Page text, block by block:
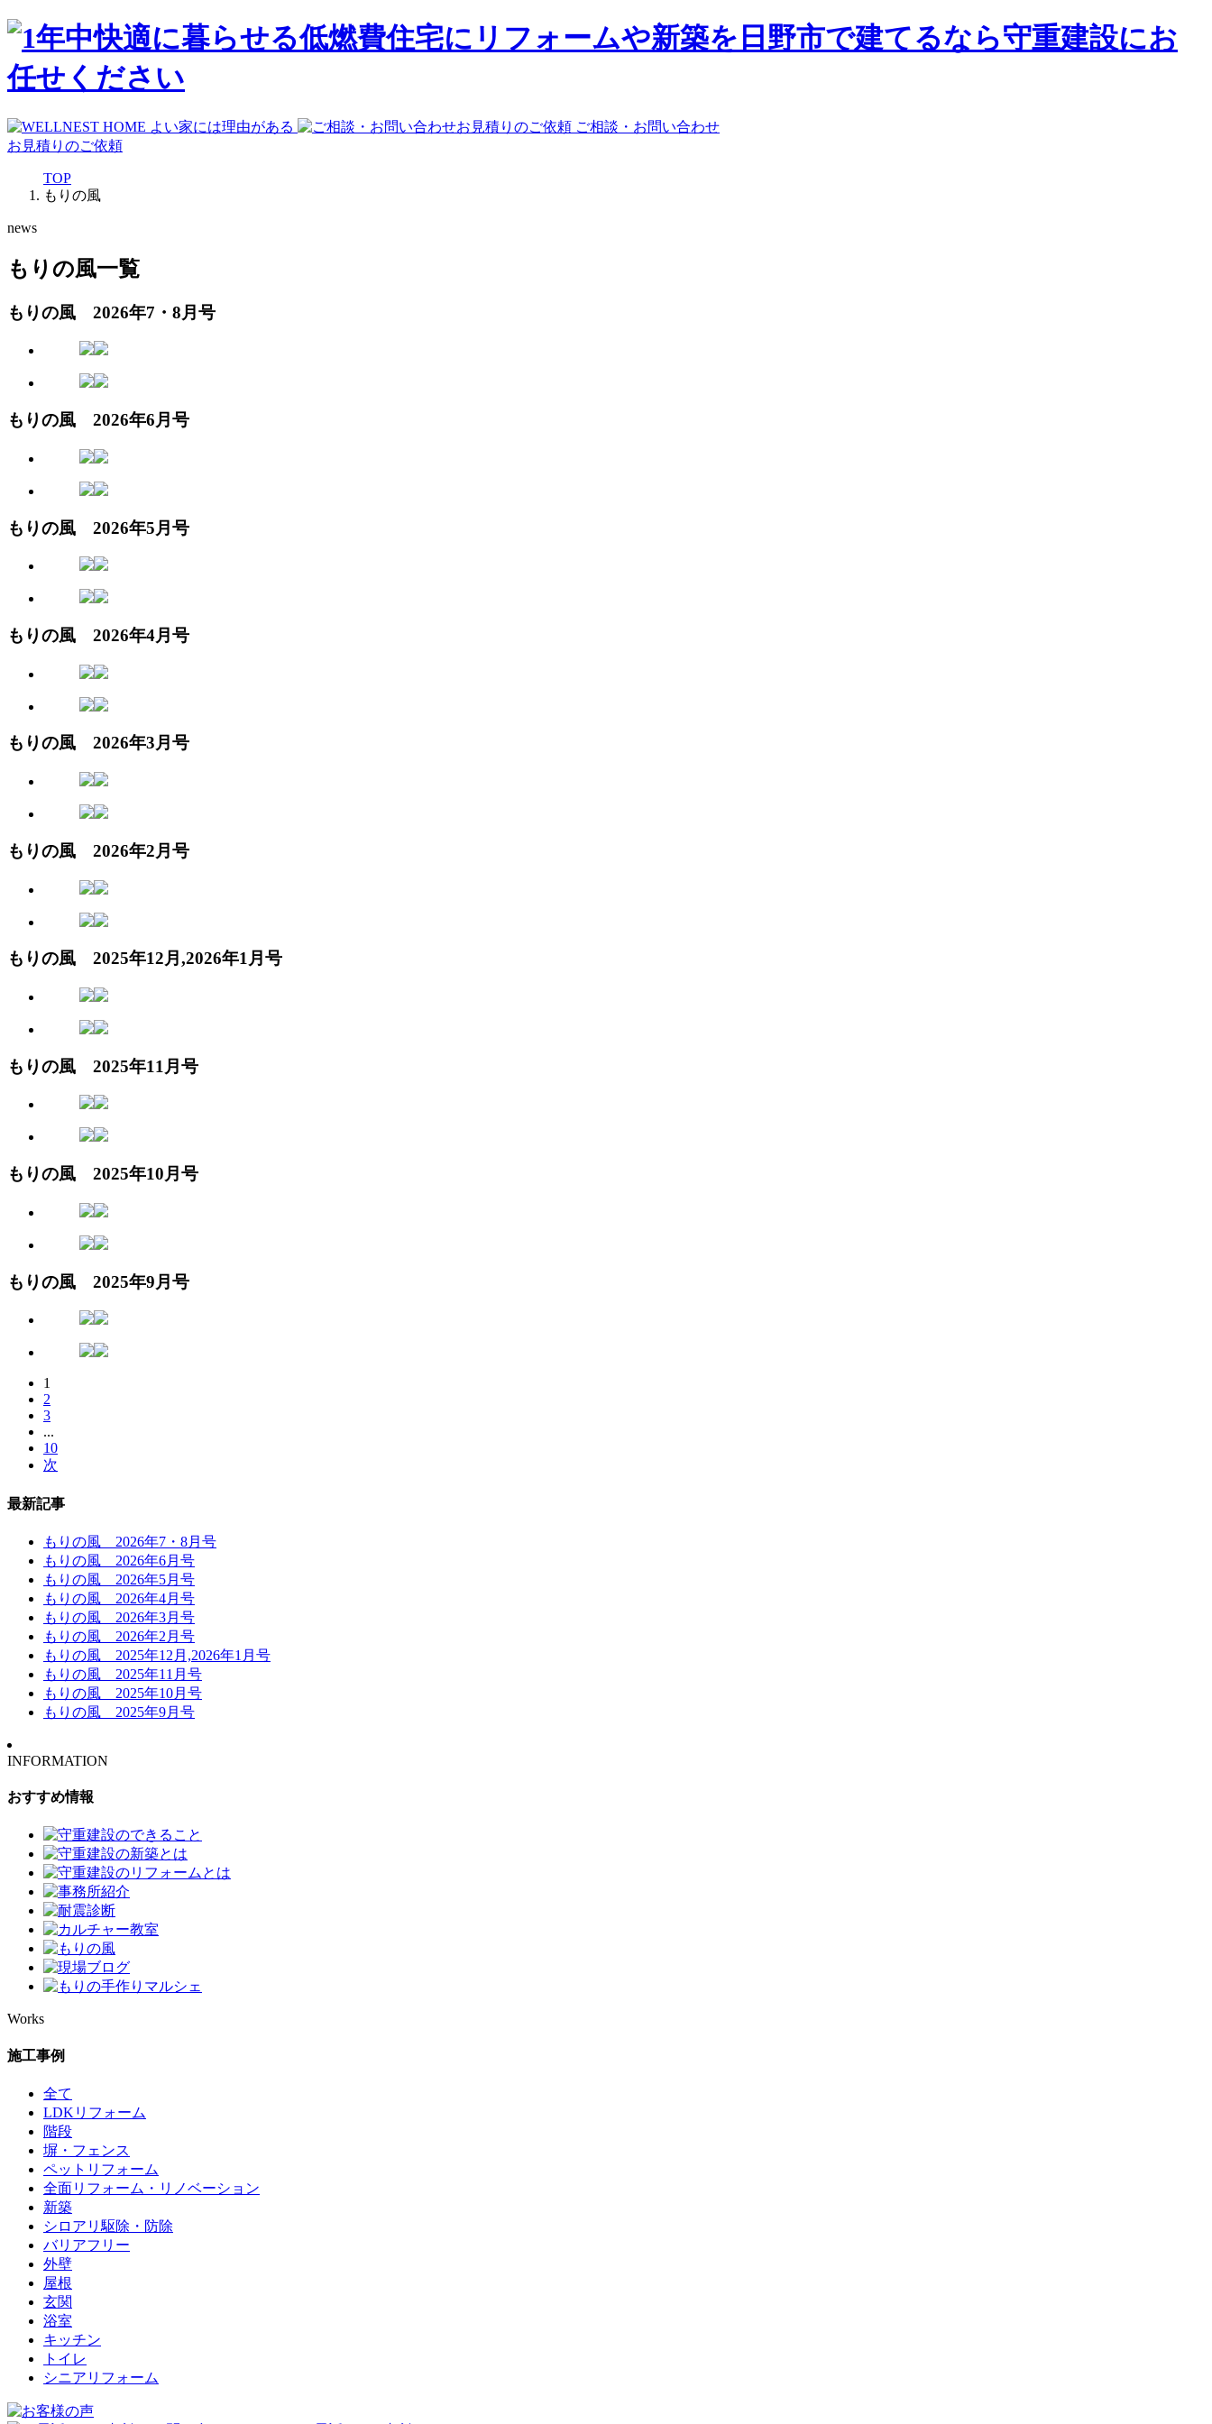
ご相談・お問い合わせ
お見積りのご依頼
TOP
もりの風
news
もりの風一覧
もりの風 2026年7・8月号
もりの風 2026年6月号
もりの風 2026年5月号
もりの風 2026年4月号
もりの風 2026年3月号
もりの風 2026年2月号
もりの風 2025年12月,2026年1月号
もりの風 2025年11月号
もりの風 2025年10月号
もりの風 2025年9月号
1
2
3
...
10
次
最新記事
もりの風 2026年7・8月号
もりの風 2026年6月号
もりの風 2026年5月号
もりの風 2026年4月号
もりの風 2026年3月号
もりの風 2026年2月号
もりの風 2025年12月,2026年1月号
もりの風 2025年11月号
もりの風 2025年10月号
もりの風 2025年9月号
INFORMATION
おすすめ情報
Works
施工事例
全て
LDKリフォーム
階段
塀・フェンス
ペットリフォーム
全面リフォーム・リノベーション
新築
シロアリ駆除・防除
バリアフリー
外壁
屋根
玄関
浴室
キッチン
トイレ
シニアリフォーム